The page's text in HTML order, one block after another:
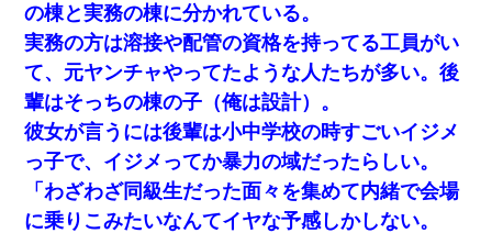
友人とふたりで山口に旅行した時の事。レンタカーを借り
て山の中の道を走っていたら、突然ガガッ！って音がし
て…
私（23）冗談のつもりで上司（27）に胸を揉ませた結
果・・・
嫁の妹（26歳）がずっとウチに泊まりに来た結果→俺がヤ
バイｗｗｗｗｗｗｗｗ
の棟と実務の棟に分かれている。
実務の方は溶接や配管の資格を持ってる工員がい
て、元ヤンチャやってたような人たちが多い。後
輩はそっちの棟の子（俺は設計）。
彼女が言うには後輩は小中学校の時すごいイジメ
っ子で、イジメってか暴力の域だったらしい。
「わざわざ同級生だった面々を集めて内緒で会場
に乗りこみたいなんてイヤな予感しかしない。